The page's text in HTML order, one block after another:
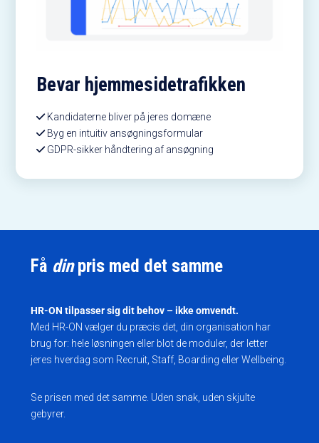
Bevar hjemmesidetrafikken
Kandidaterne bliver på jeres domæne
Byg en intuitiv ansøgningsformular
GDPR-sikker håndtering af ansøgning
Få dinpris med det samme
HR-ON tilpasser sig dit behov – ikke omvendt.
Med HR-ON vælger du præcis det, din organisation har
brug for: hele løsningen eller blot de moduler, der letter
jeres hverdag som Recruit, Staff, Boarding eller Wellbeing.
Se prisen med det samme. Uden snak, uden skjulte
gebyrer.